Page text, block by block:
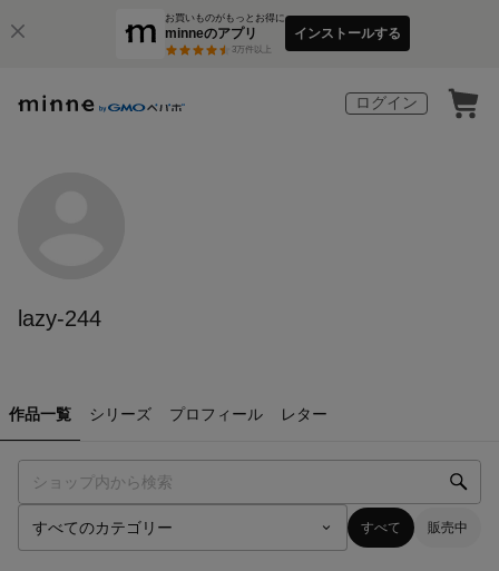
お買いものがもっとお得に
minneのアプリ
3万件以上
インストールする
ログイン
lazy-244
作品一覧 シリーズ プロフィール レター
すべて 販売中